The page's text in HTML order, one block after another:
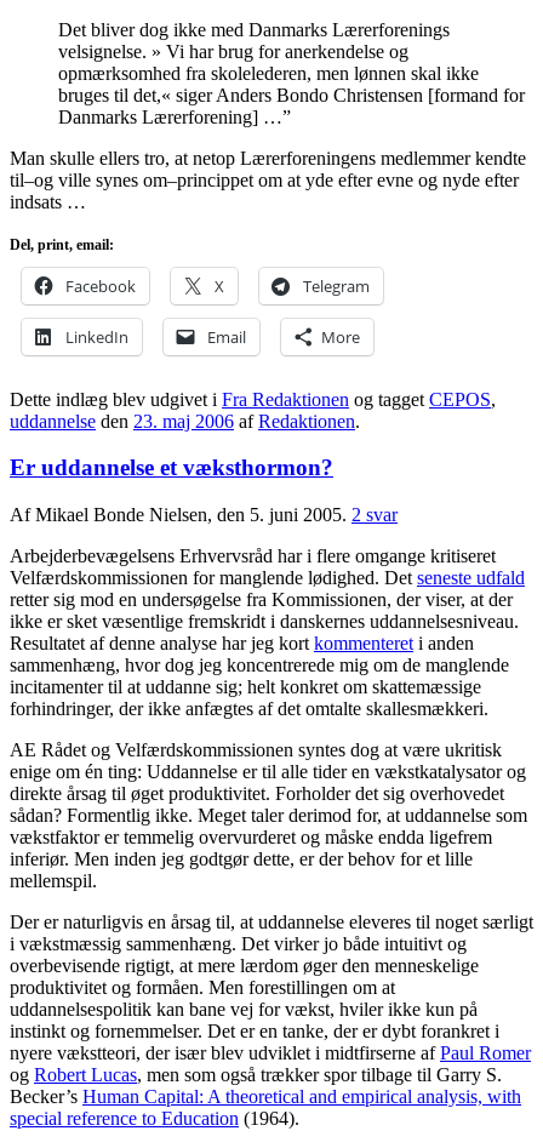
Det bliver dog ikke med Danmarks Lærerforenings
velsignelse. » Vi har brug for anerkendelse og
opmærksomhed fra skolelederen, men lønnen skal ikke
bruges til det,« siger Anders Bondo Christensen [formand for
Danmarks Lærerforening] …”
Man skulle ellers tro, at netop Lærerforeningens medlemmer kendte
til–og ville synes om–princippet om at yde efter evne og nyde efter
indsats …
Del, print, email:
Facebook X Telegram
LinkedIn Email More
Dette indlæg blev udgivet i Fra Redaktionen og tagget CEPOS,
uddannelse den 23. maj 2006 afRedaktionen.
Er uddannelse et væksthormon?
Af Mikael Bonde Nielsen, den 5. juni 2005. 2 svar
Arbejderbevægelsens Erhvervsråd har i flere omgange kritiseret
Velfærdskommissionen for manglende lødighed. Det seneste udfald
retter sig mod en undersøgelse fra Kommissionen, der viser, at der
ikke er sket væsentlige fremskridt i danskernes uddannelsesniveau.
Resultatet af denne analyse har jeg kort kommenteret i anden
sammenhæng, hvor dog jeg koncentrerede mig om de manglende
incitamenter til at uddanne sig; helt konkret om skattemæssige
forhindringer, der ikke anfægtes af det omtalte skallesmækkeri.
AE Rådet og Velfærdskommissionen syntes dog at være ukritisk
enige om én ting: Uddannelse er til alle tider en vækstkatalysator og
direkte årsag til øget produktivitet. Forholder det sig overhovedet
sådan? Formentlig ikke. Meget taler derimod for, at uddannelse som
vækstfaktor er temmelig overvurderet og måske endda ligefrem
inferiør. Men inden jeg godtgør dette, er der behov for et lille
mellemspil.
Der er naturligvis en årsag til, at uddannelse eleveres til noget særligt
i vækstmæssig sammenhæng. Det virker jo både intuitivt og
overbevisende rigtigt, at mere lærdom øger den menneskelige
produktivitet og formåen. Men forestillingen om at
uddannelsespolitik kan bane vej for vækst, hviler ikke kun på
instinkt og fornemmelser. Det er en tanke, der er dybt forankret i
nyere vækstteori, der især blev udviklet i midtfirserne afPaul Romer
og Robert Lucas, men som også trækker spor tilbage til Garry S.
Becker’s Human Capital: A theoretical and empirical analysis, with
special reference to Education (1964).